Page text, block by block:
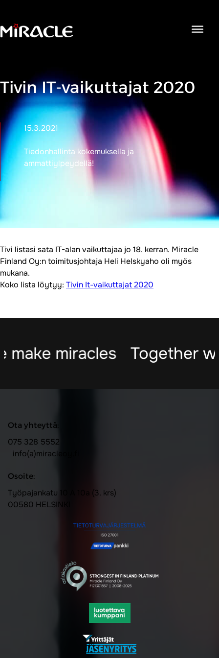
Open
Tivin IT-vaikuttajat 2020
15.3.2021
Tiedonhallinta kokemuksella ja
ammattiylpeydellä!
Tivi listasi sata IT-alan vaikuttajaa jo 18. kerran. Miracle
Finland Oy:n toimitusjohtaja Heli Helskyaho oli myös
mukana.
Koko lista löytyy: Tivin It-vaikuttajat 2020
miracles Together
Ota yhteyttä:
075 328 5552
info(a)miracleoy.fi
Osoite:
Työpajankatu 10 A 10a (3. krs)
00580 HELSINKI